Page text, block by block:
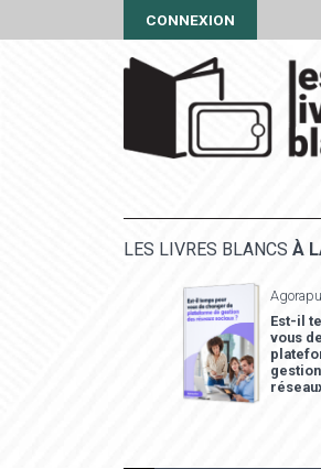
CONNEXION
LES LIVRES BLANCS À
Est-il
vous